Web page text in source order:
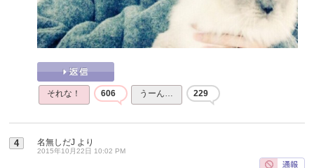
それな！ 606 うーん… 229
4 名無しだJ より
2015年10月22日 10:02 PM